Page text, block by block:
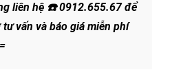
liên hệ ☎️0912.655.67để
vấn và báo giá miễn phí